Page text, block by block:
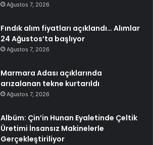
Ağustos 7, 2026
Fındık alım fiyatları açıklandı… Alımlar
24 Ağustos’ta başlıyor
Ağustos 7, 2026
Marmara Adası açıklarında
arızalanan tekne kurtarıldı
Ağustos 7, 2026
Albüm: Çin’in Hunan Eyaletinde Çeltik
Üretimi İnsansız Makinelerle
Gerçekleştiriliyor